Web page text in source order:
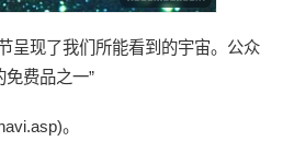
呈现了我们所能看到的宇宙。公众
免费品之一”
)。